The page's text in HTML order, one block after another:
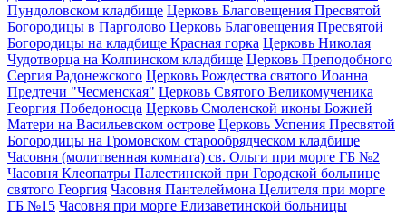
Пундоловском кладбище Церковь Благовещения Пресвятой
Богородицы в Парголово Церковь Благовещения Пресвятой
Богородицы на кладбище Красная горка Церковь Николая
Чудотворца на Колпинском кладбище Церковь Преподобного
Сергия Радонежского Церковь Рождества святого Иоанна
Предтечи "Чесменская" Церковь Святого Великомученика
Георгия Победоносца Церковь Смоленской иконы Божией
Матери на Васильевском острове Церковь Успения Пресвятой
Богородицы на Громовском старообрядческом кладбище
Часовня (молитвенная комната) св. Ольги при морге ГБ №2
Часовня Клеопатры Палестинской при Городской больнице
святого Георгия Часовня Пантелеймона Целителя при морге
ГБ №15 Часовня при морге Елизаветинской больницы